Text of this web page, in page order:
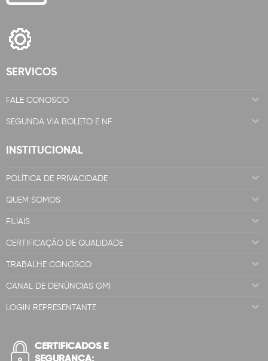
SERVICOS
FALE CONOSCO
SEGUNDA VIA BOLETO E NF
INSTITUCIONAL
POLÍTICA DE PRIVACIDADE
QUEM SOMOS
FILIAIS
CERTIFICAÇÃO DE QUALIDADE
TRABALHE CONOSCO
CANAL DE DENÚNCIAS GMI
LOGIN REPRESENTANTE
CERTIFICADOS E
SEGURANÇA: